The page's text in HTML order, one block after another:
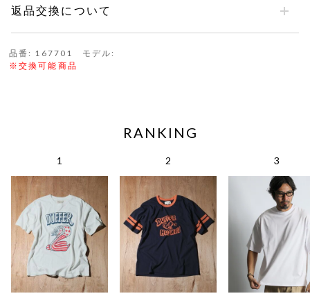
返品交換について
品番: 167701 モデル:
※交換可能商品
RANKING